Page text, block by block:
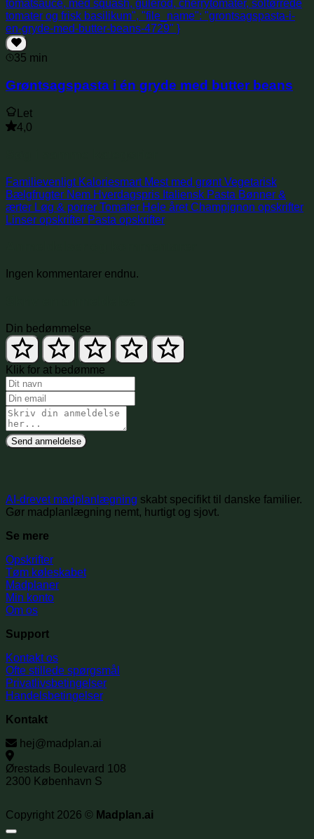
35 min
Grøntsagspasta i én gryde med butter beans
Let
4,0
Familievenligt Kaloriesmart Mest med grønt Vegetarisk
Bælgfrugter Nem Hverdagspris Italiensk Pasta Bønner &
ærter Løg & porrer Tomater Hele året Champignon opskrifter
Linser opskrifter Pasta opskrifter
Ingen kommentarer endnu.
Din bedømmelse
Klik for at bedømme
Send anmeldelse
AI-drevet madplanlægning skabt specifikt til danske familier.
Gør madplanlægning nemt, hurtigt og sjovt.
Se mere
Opskrifter
Tøm køleskabet
Madplaner
Min konto
Om os
Support
Kontakt os
Ofte stillede spørgsmål
Privatlivsbetingelser
Handelsbetingelser
Kontakt
hej@madplan.ai
Ørestads Boulevard 108
2300 København S
Copyright 2026 © Madplan.ai